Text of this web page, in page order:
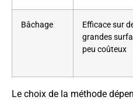
Bâchage
Efficace sur
grandes
peu coûteux
Le choix de la méthode